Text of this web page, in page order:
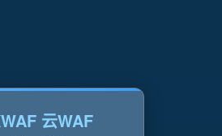
云WAF